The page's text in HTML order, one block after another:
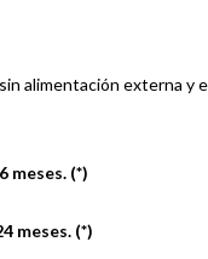
alimentación externa y
6 meses. (*)
meses. (*)